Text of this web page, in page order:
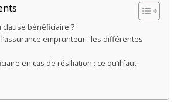
clause bénéficiaire ?
emprunteur : les différentes
en cas de résiliation : ce qu’il faut